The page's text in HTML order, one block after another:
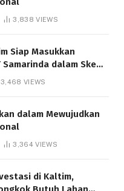
3,838VIEWS
Siap Masukkan
dalam Skema
Gratispol
3,468 VIEWS
dalam Mewujudkan
3,364VIEWS
di Kaltim,